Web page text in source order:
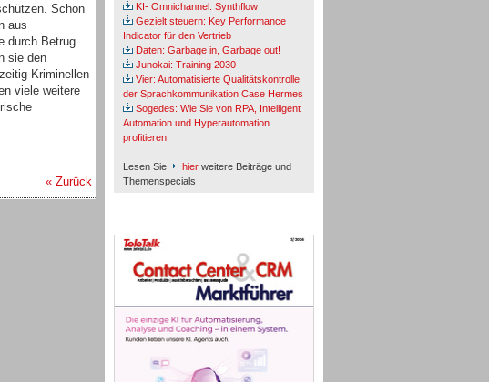
Schon
aus
durch Betrug
sie den
Kriminellen
viele weitere
« Zurück
KI- Omnichannel: Synthflow
Gezielt steuern: Key Performance
Indicator für den Vertrieb
Daten: Garbage in, Garbage out!
Junokai: Training 2030
Vier: Automatisierte Qualitätskontrolle
der Sprachkommunikation Case Hermes
Sogedes: Wie Sie von RPA, Intelligent
Automation und Hyperautomation
profitieren
Lesen Sie hier weitere Beiträge und
Themenspecials